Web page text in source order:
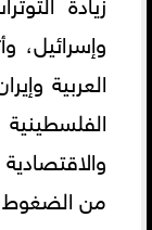
وإسرائيل،
العربية
من الضغوط